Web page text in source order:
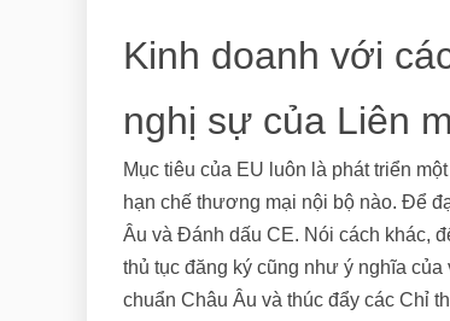
Kinh doanh với
nghị sự của Liên
Mục tiêu của EU luôn là phát triển
hạn chế thương mại nội bộ nào. Để
Âu và Đánh dấu CE. Nói cách khác,
thủ tục đăng ký cũng như ý nghĩa
chuẩn Châu Âu và thúc đẩy các Chỉ